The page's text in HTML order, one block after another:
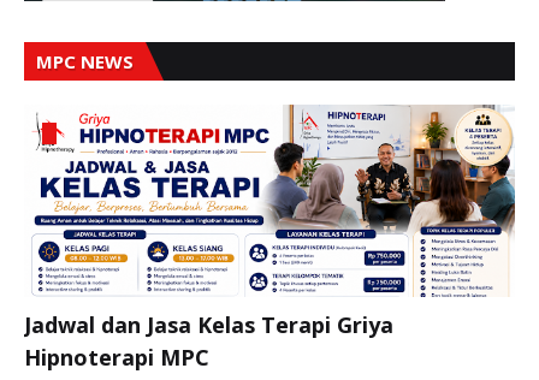
MPC NEWS
Jadwal dan Jasa Kelas Terapi Griya
Hipnoterapi MPC